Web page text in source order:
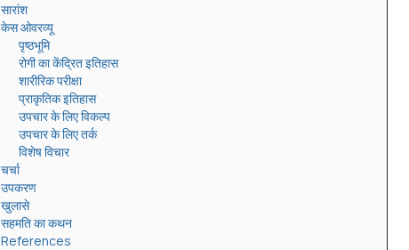
सारांश
केस ओवरव्यू
पृष्ठभूमि
रोगी का केंद्रित इतिहास
शारीरिक परीक्षा
प्राकृतिक इतिहास
उपचार के लिए विकल्प
उपचार के लिए तर्क
विशेष विचार
चर्चा
उपकरण
खुलासे
सहमति का कथन
References